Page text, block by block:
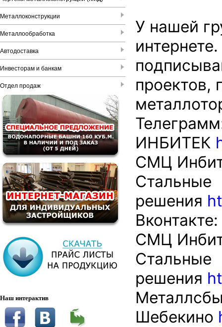
Металлоконструкции
Металлообработка
Автодоставка
Инвесторам и банкам
Отдел продаж
Наш интерактив
У нашей
проектов,
ИНБИТЕК
СМЦ
Стальные
решения
Вконтакте:
СМЦ
Стальные
решения
Шебекино